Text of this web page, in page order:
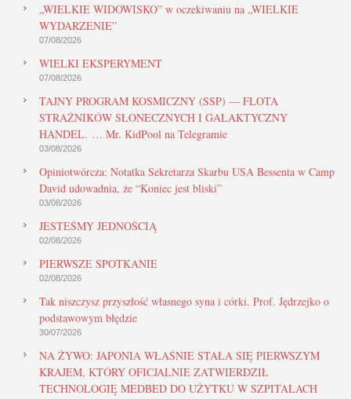
„WIELKIE WIDOWISKO” w oczekiwaniu na „WIELKIE
WYDARZENIE”
07/08/2026
WIELKI EKSPERYMENT
07/08/2026
TAJNY PROGRAM KOSMICZNY (SSP) — FLOTA
STRAŻNIKÓW SŁONECZNYCH I GALAKTYCZNY
HANDEL. … Mr. KidPool na Telegramie
03/08/2026
Opiniotwórcza: Notatka Sekretarza Skarbu USA Bessenta w Camp
David udowadnia, że “Koniec jest bliski”
03/08/2026
JESTEŚMY JEDNOŚCIĄ
02/08/2026
PIERWSZE SPOTKANIE
02/08/2026
Tak niszczysz przyszłość własnego syna i córki. Prof. Jędrzejko o
podstawowym błędzie
30/07/2026
NA ŻYWO: JAPONIA WŁAŚNIE STAŁA SIĘ PIERWSZYM
KRAJEM, KTÓRY OFICJALNIE ZATWIERDZIŁ
TECHNOLOGIĘ MEDBED DO UŻYTKU W SZPITALACH